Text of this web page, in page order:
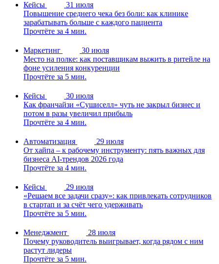
Кейсы
31 июля
Повышение среднего чека без боли: как клинике
зарабатывать больше с каждого пациента
Прочтёте за 4 мин.
Маркетинг
30 июля
Место на полке: как поставщикам выжить в ритейле на
фоне усиления конкуренции
Прочтёте за 5 мин.
Кейсы
30 июля
Как франчайзи «Сушиселл» чуть не закрыл бизнес и
потом в разы увеличил прибыль
Прочтёте за 4 мин.
Автоматизация
29 июля
От хайпа – к рабочему инструменту: пять важных для
бизнеса AI-трендов 2026 года
Прочтёте за 4 мин.
Кейсы
29 июля
«Решаем все задачи сразу»: как привлекать сотрудников
в стартап и за счёт чего удерживать
Прочтёте за 5 мин.
Менеджмент
28 июля
Почему руководитель выигрывает, когда рядом с ним
растут лидеры
Прочтёте за 5 мин.